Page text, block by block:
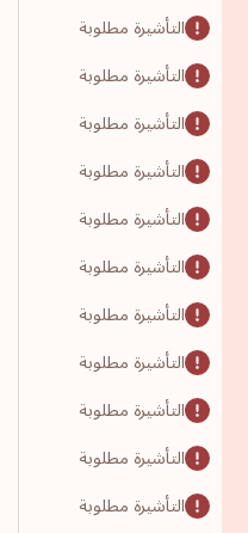
التأشيرة مطلوبة
التأشيرة مطلوبة
التأشيرة مطلوبة
التأشيرة مطلوبة
التأشيرة مطلوبة
التأشيرة مطلوبة
التأشيرة مطلوبة
التأشيرة مطلوبة
التأشيرة مطلوبة
التأشيرة مطلوبة
التأشيرة مطلوبة